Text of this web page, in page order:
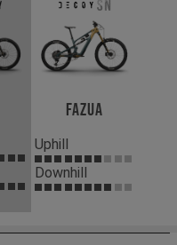
Fazua
Uphill
Downhill